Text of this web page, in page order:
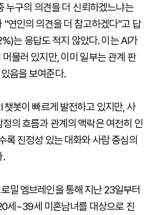
누구의 의견을 더 신뢰하겠느냐는
연인의 의견을 더 참고하겠다”고 답
는 응답도 적지 않았다. 이는 AI가
물러 있지만, 이미 일부는 관계 판
음을 보여준다.
봇이 빠르게 발전하고 있지만, 사
의 흐름과 관계의 맥락은 여전히 인
록 진정성 있는 대화와 사람 중심의
.
밀 엠브레인을 통해 지난 23일부터
세~39세 미혼남녀를 대상으로 진